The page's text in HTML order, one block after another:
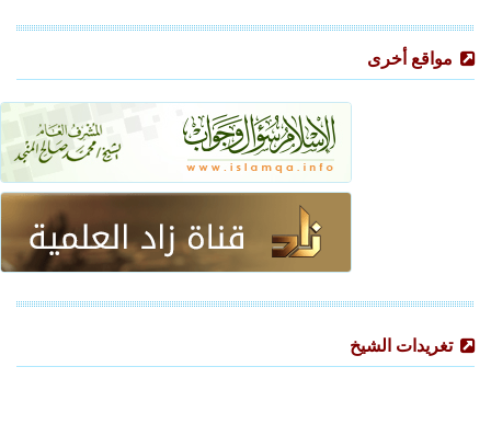
مواقع أخرى
تغريدات الشيخ